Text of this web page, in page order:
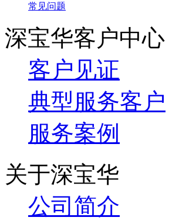
常见问题
深宝华客户中心
客户见证
典型服务客户
服务案例
关于深宝华
公司简介